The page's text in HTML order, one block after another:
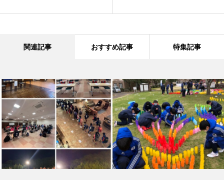
関連記事 おすすめ記事 特集記事